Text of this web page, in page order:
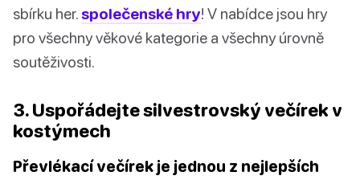
sbírku her. společenské hry! V nabídce jsou hry
pro všechny věkové kategorie a všechny úrovně
soutěživosti.
3. Uspořádejte silvestrovský večírek v
kostýmech
Převlékací večírek je jednou z nejlepších